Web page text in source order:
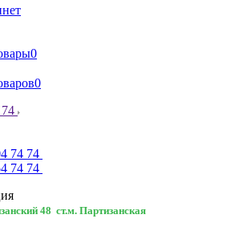
0
0
74 74
74 74
48 ст.м. Партизанская